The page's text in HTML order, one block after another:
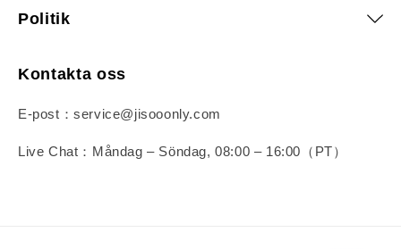
Politik
Kontakta oss
E-post：service@jisooonly.com
Live Chat：Måndag – Söndag, 08:00 – 16:00（PT）